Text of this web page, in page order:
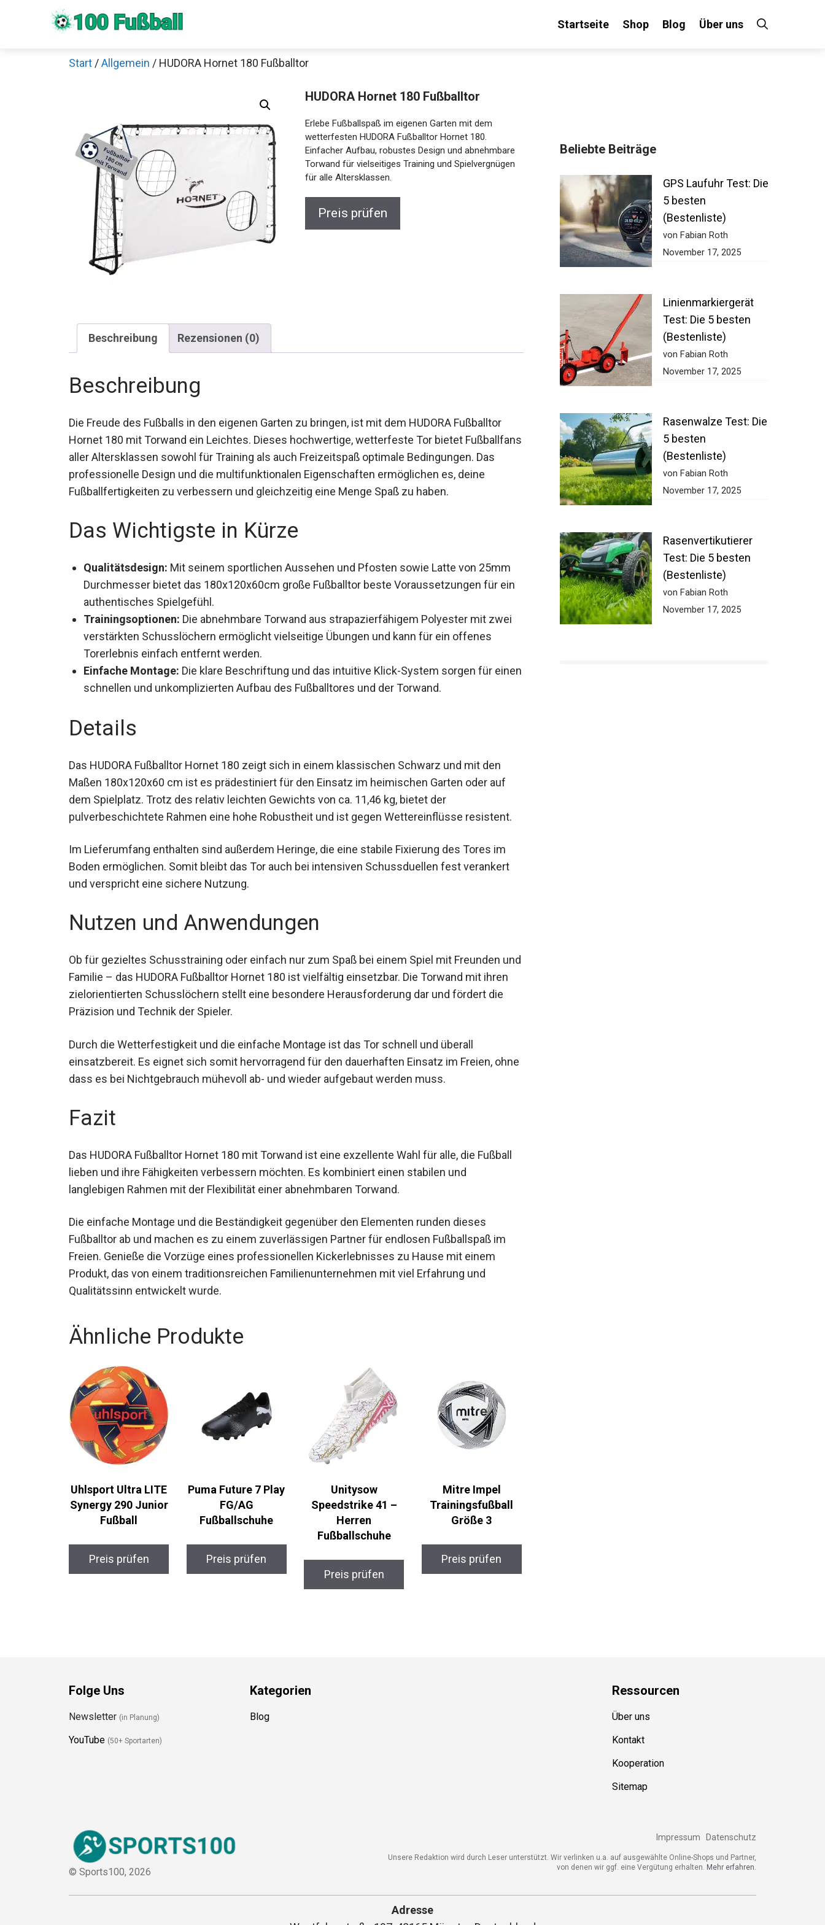
Startseite Shop Blog Über uns
Start /Allgemein / HUDORA Hornet 180 Fußballtor
HUDORA Hornet 180 Fußballtor
Erlebe Fußballspaß im eigenen Garten mit dem
wetterfesten HUDORA Fußballtor Hornet 180.
Einfacher Aufbau, robustes Design und abnehmbare
Torwand für vielseitiges Training und Spielvergnügen
für alle Altersklassen.
Preis prüfen
Beschreibung Rezensionen (0)
Beschreibung
Die Freude des Fußballs in den eigenen Garten zu bringen, ist mit dem HUDORA Fußballtor
Hornet 180 mit Torwand ein Leichtes. Dieses hochwertige, wetterfeste Tor bietet
Fußballfans aller Altersklassen sowohl für Training als auch Freizeitspaß optimale
Bedingungen. Das professionelle Design und die multifunktionalen Eigenschaften
ermöglichen es, deine Fußballfertigkeiten zu verbessern und gleichzeitig eine Menge Spaß
Das Wichtigste in Kürze
Qualitätsdesign:Mit seinem sportlichen Aussehen und Pfosten sowie Latte von 25mm
Durchmesser bietet das 180x120x60cm große Fußballtor beste Voraussetzungen für ein
authentisches Spielgefühl.
Trainingsoptionen:Die abnehmbare Torwand aus strapazierfähigem Polyester mit zwei
verstärkten Schusslöchern ermöglicht vielseitige Übungen und kann für ein offenes
Torerlebnis einfach entfernt werden.
Einfache Montage:Die klare Beschriftung und das intuitive Klick-System sorgen für
Details
Das HUDORA Fußballtor Hornet 180 zeigt sich in einem klassischen Schwarz und mit den
Maßen 180x120x60 cm ist es prädestiniert für den Einsatz im heimischen Garten oder auf
dem Spielplatz. Trotz des relativ leichten Gewichts von ca. 11,46 kg, bietet der
Im Lieferumfang enthalten sind außerdem Heringe, die eine stabile Fixierung des Tores im
Boden ermöglichen. Somit bleibt das Tor auch bei intensiven Schussduellen fest verankert
Nutzen und Anwendungen
Ob für gezieltes Schusstraining oder einfach nur zum Spaß bei einem Spiel mit Freunden
und Familie – das HUDORA Fußballtor Hornet 180 ist vielfältig einsetzbar. Die Torwand mit
ihren zielorientierten Schusslöchern stellt eine besondere Herausforderung dar und fördert
Durch die Wetterfestigkeit und die einfache Montage ist das Tor schnell und überall
einsatzbereit. Es eignet sich somit hervorragend für den dauerhaften Einsatz im Freien,
Fazit
Das HUDORA Fußballtor Hornet 180 mit Torwand ist eine exzellente Wahl für alle, die Fußball
lieben und ihre Fähigkeiten verbessern möchten. Es kombiniert einen stabilen und
Die einfache Montage und die Beständigkeit gegenüber den Elementen runden dieses
Fußballtor ab und machen es zu einem zuverlässigen Partner für endlosen Fußballspaß im
Freien. Genieße die Vorzüge eines professionellen Kickerlebnisses zu Hause mit einem
Produkt, das von einem traditionsreichen Familienunternehmen mit viel Erfahrung und
Ähnliche Produkte
Uhlsport Ultra LITE
Synergy 290 Junior
Preis prüfen
Puma Future 7 Play
FG/AG
Preis prüfen
Unitysow
Speedstrike 41 –
Herren
Preis prüfen
Mitre Impel
Trainingsfußball
Preis prüfen
Beliebte Beiträge
GPS Laufuhr Test:
Die 5 besten
(Bestenliste)
von Fabian Roth
November 17, 2025
Linienmarkiergerät
Test: Die 5 besten
(Bestenliste)
von Fabian Roth
November 17, 2025
Rasenwalze Test:
Die 5 besten
(Bestenliste)
von Fabian Roth
November 17, 2025
Rasenvertikutierer
Test: Die 5 besten
(Bestenliste)
von Fabian Roth
November 17, 2025
Unsere Redaktion wird durch Leser unterstützt. Wir verlinken u.a. auf ausgewählte Online-Shops und Partner,
Adresse
Jetzt anschauen